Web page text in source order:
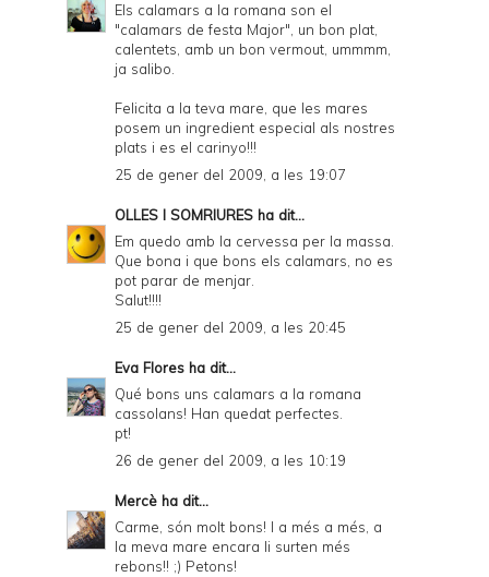
Els calamars a la romana son el
"calamars de festa Major", un bon plat,
calentets, amb un bon vermout, ummmm,
ja salibo.
Felicita a la teva mare, que les mares
posem un ingredient especial als nostres
plats i es el carinyo!!!
25 de gener del 2009, a les 19:07
OLLES I SOMRIURES ha dit...
Em quedo amb la cervessa per la massa.
Que bona i que bons els calamars, no es
pot parar de menjar.
Salut!!!!
25 de gener del 2009, a les 20:45
Eva Flores ha dit...
Qué bons uns calamars a la romana
cassolans! Han quedat perfectes.
pt!
26 de gener del 2009, a les 10:19
Mercè ha dit...
Carme, són molt bons! I a més a més, a
la meva mare encara li surten més
rebons!! ;) Petons!